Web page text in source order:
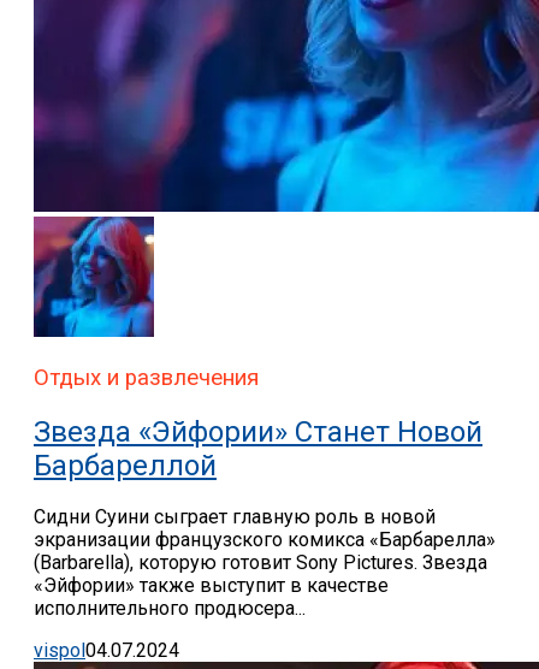
Отдых и развлечения
Звезда «Эйфории» Станет Новой
Барбареллой
Сидни Суини сыграет главную роль в новой
экранизации французского комикса «Барбарелла»
(Barbarella), которую готовит Sony Pictures. Звезда
«Эйфории» также выступит в качестве
исполнительного продюсера...
vispol 04.07.2024